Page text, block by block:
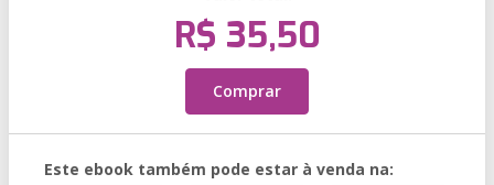
R$ 35,50
Comprar
Este ebook também pode estar à venda na: